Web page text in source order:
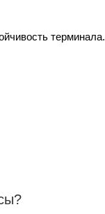
терминала.